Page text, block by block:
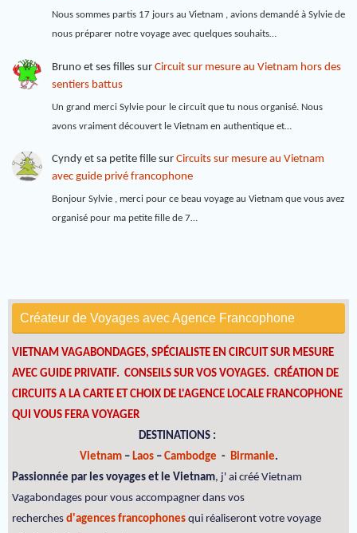
Nous sommes partis 17 jours au Vietnam , avions demandé à Sylvie de
nous préparer notre voyage avec quelques souhaits…
Bruno et ses fillessur Circuit sur mesure au Vietnam hors des
sentiers battus
Un grand merci Sylvie pour le circuit que tu nous organisé. Nous
avons vraiment découvert le Vietnam en authentique et…
Cyndy et sa petite fillesur Circuits sur mesure au Vietnam
avec guide privé francophone
Bonjour Sylvie , merci pour ce beau voyage au Vietnam que vous avez
organisé pour ma petite fille de 7…
Créateur de Voyages avec Agence Francophone
VIETNAM VAGABONDAGES, SPÉCIALISTE EN CIRCUIT SUR MESURE
AVEC GUIDE PRIVATIF. CONSEILS SUR VOS VOYAGES. CRÉATION DE
CIRCUITS A LA CARTE ET CHOIX DE L'AGENCE LOCALE FRANCOPHONE
QUI VOUS FERA VOYAGER
DESTINATIONS :
Vietnam– Laos – Cambodge - Birmanie.
Passionnée par les voyages et le Vietnam, j' ai créé Vietnam
Vagabondages pour vous accompagner dans vos
recherches d'agences francophones qui réaliseront votre voyage